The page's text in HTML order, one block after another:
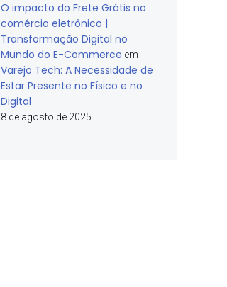
O impacto do Frete Grátis no
comércio eletrônico |
Transformação Digital no
Mundo do E-Commerce em
Varejo Tech: A Necessidade de
Estar Presente no Físico e no
Digital
8 de agosto de 2025